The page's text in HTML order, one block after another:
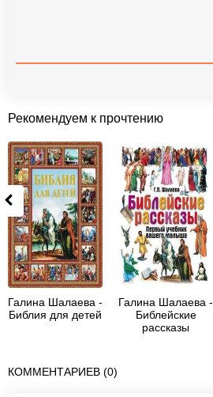
Рекомендуем к прочтению
Галина Шалаева -
Библия для детей
Галина Шалаева -
Библейские
рассказы
КОММЕНТАРИЕВ (0)